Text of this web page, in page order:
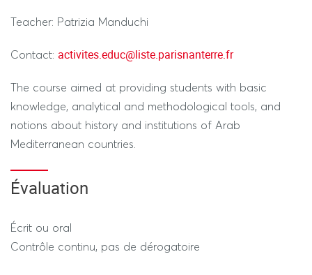
Teacher: Patrizia Manduchi
Contact: activites.educ@liste.parisnanterre.fr
The course aimed at providing students with basic
knowledge, analytical and methodological tools, and
notions about history and institutions of Arab
Mediterranean countries.
Évaluation
Écrit ou oral
Contrôle continu, pas de dérogatoire